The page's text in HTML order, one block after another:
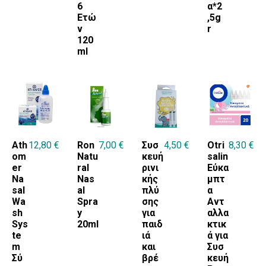
6
Ετώ
ν
120
ml
α*2
,5g
r
Ath
om
er
Na
sal
Wa
sh
Sys
te
m
Σύ
12,80 €
Ron
Natu
ral
Nas
al
Spra
y
20ml
7,00 €
Συσ
κευή
ρινι
κής
πλύ
σης
για
παιδ
ιά
και
βρέ
4,50 €
Otri
salin
Εύκα
μπτ
α
Αντ
αλλα
κτικ
ά για
Συσ
κευή
8,30 €